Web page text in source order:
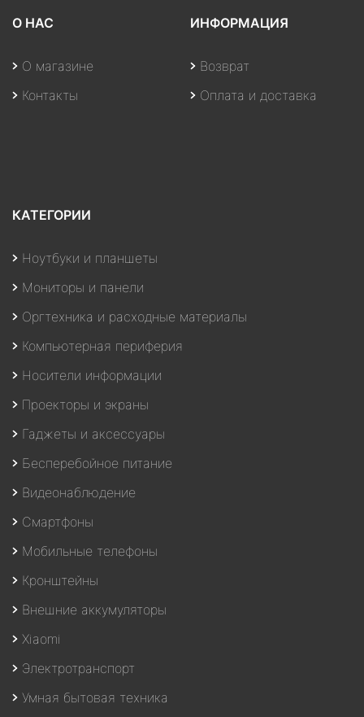
О НАС
О магазине
Контакты
ИНФОРМАЦИЯ
Возврат
Оплата и доставка
КАТЕГОРИИ
Ноутбуки и планшеты
Мониторы и панели
Оргтехника и расходные материалы
Компьютерная периферия
Носители информации
Проекторы и экраны
Гаджеты и аксессуары
Бесперебойное питание
Видеонаблюдение
Смартфоны
Мобильные телефоны
Кронштейны
Внешние аккумуляторы
Xiaomi
Электротранспорт
Умная бытовая техника